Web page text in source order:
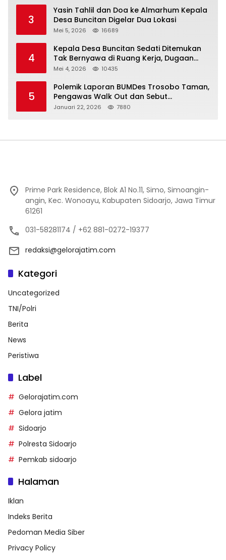
3
Yasin Tahlil dan Doa ke Almarhum Kepala
Desa Buncitan Digelar Dua Lokasi
Mei 5, 2026 16689
4
Kepala Desa Buncitan Sedati Ditemukan
Tak Bernyawa di Ruang Kerja, Dugaan
Bunuh Diri Menguat
Mei 4, 2026 10435
5
Polemik Laporan BUMDes Trosobo Taman,
Pengawas Walk Out dan Sebut
Kejanggalan
Januari 22, 2026 7880
Prime Park Residence, Blok A1 No.11, Simo, Simoangin-
angin, Kec. Wonoayu, Kabupaten Sidoarjo, Jawa Timur
61261
031-58281174 / +62 881-0272-19377
redaksi@gelorajatim.com
Kategori
Uncategorized
TNI/Polri
Berita
News
Peristiwa
Label
Gelorajatim.com
Gelora jatim
Sidoarjo
Polresta Sidoarjo
Pemkab sidoarjo
Halaman
Iklan
Indeks Berita
Pedoman Media Siber
Privacy Policy